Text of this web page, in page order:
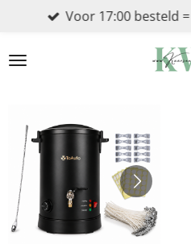
naar
Voor 17:00 besteld